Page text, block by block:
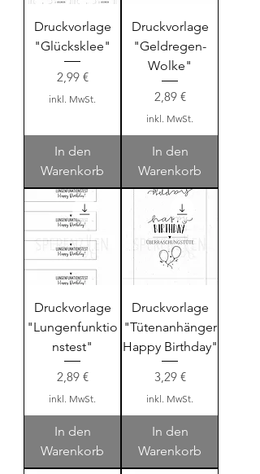
Druckvorlage
"Glücksklee"
Preis
2,99 €
inkl. MwSt.
In den
Warenkorb
Druckvorlage
"Geldregen-
Wolke"
Preis
2,89 €
inkl. MwSt.
In den
Warenkorb
Druckvorlage
"Lungenfunktio
nstest"
Preis
2,89 €
inkl. MwSt.
In den
Warenkorb
Druckvorlage
"Tütenanhänger
Happy Birthday"
Preis
3,29 €
inkl. MwSt.
In den
Warenkorb